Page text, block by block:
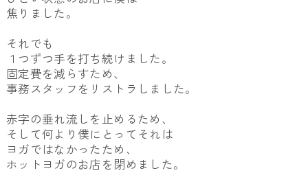
焦りました。
それでも
１つずつ手を打ち続けました。
固定費を減らすため、
事務スタッフをリストラしました。
赤字の垂れ流しを止めるため、
そして何より僕にとってそれは
ヨガではなかったため、
ホットヨガのお店を閉めました。